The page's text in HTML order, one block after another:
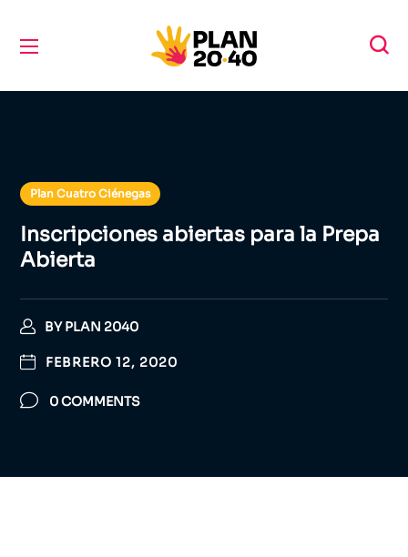
Plan Cuatro Ciénegas
Inscripciones abiertas para la Prepa
Abierta
BYPLAN 2040
FEBRERO 12, 2020
0 COMMENTS